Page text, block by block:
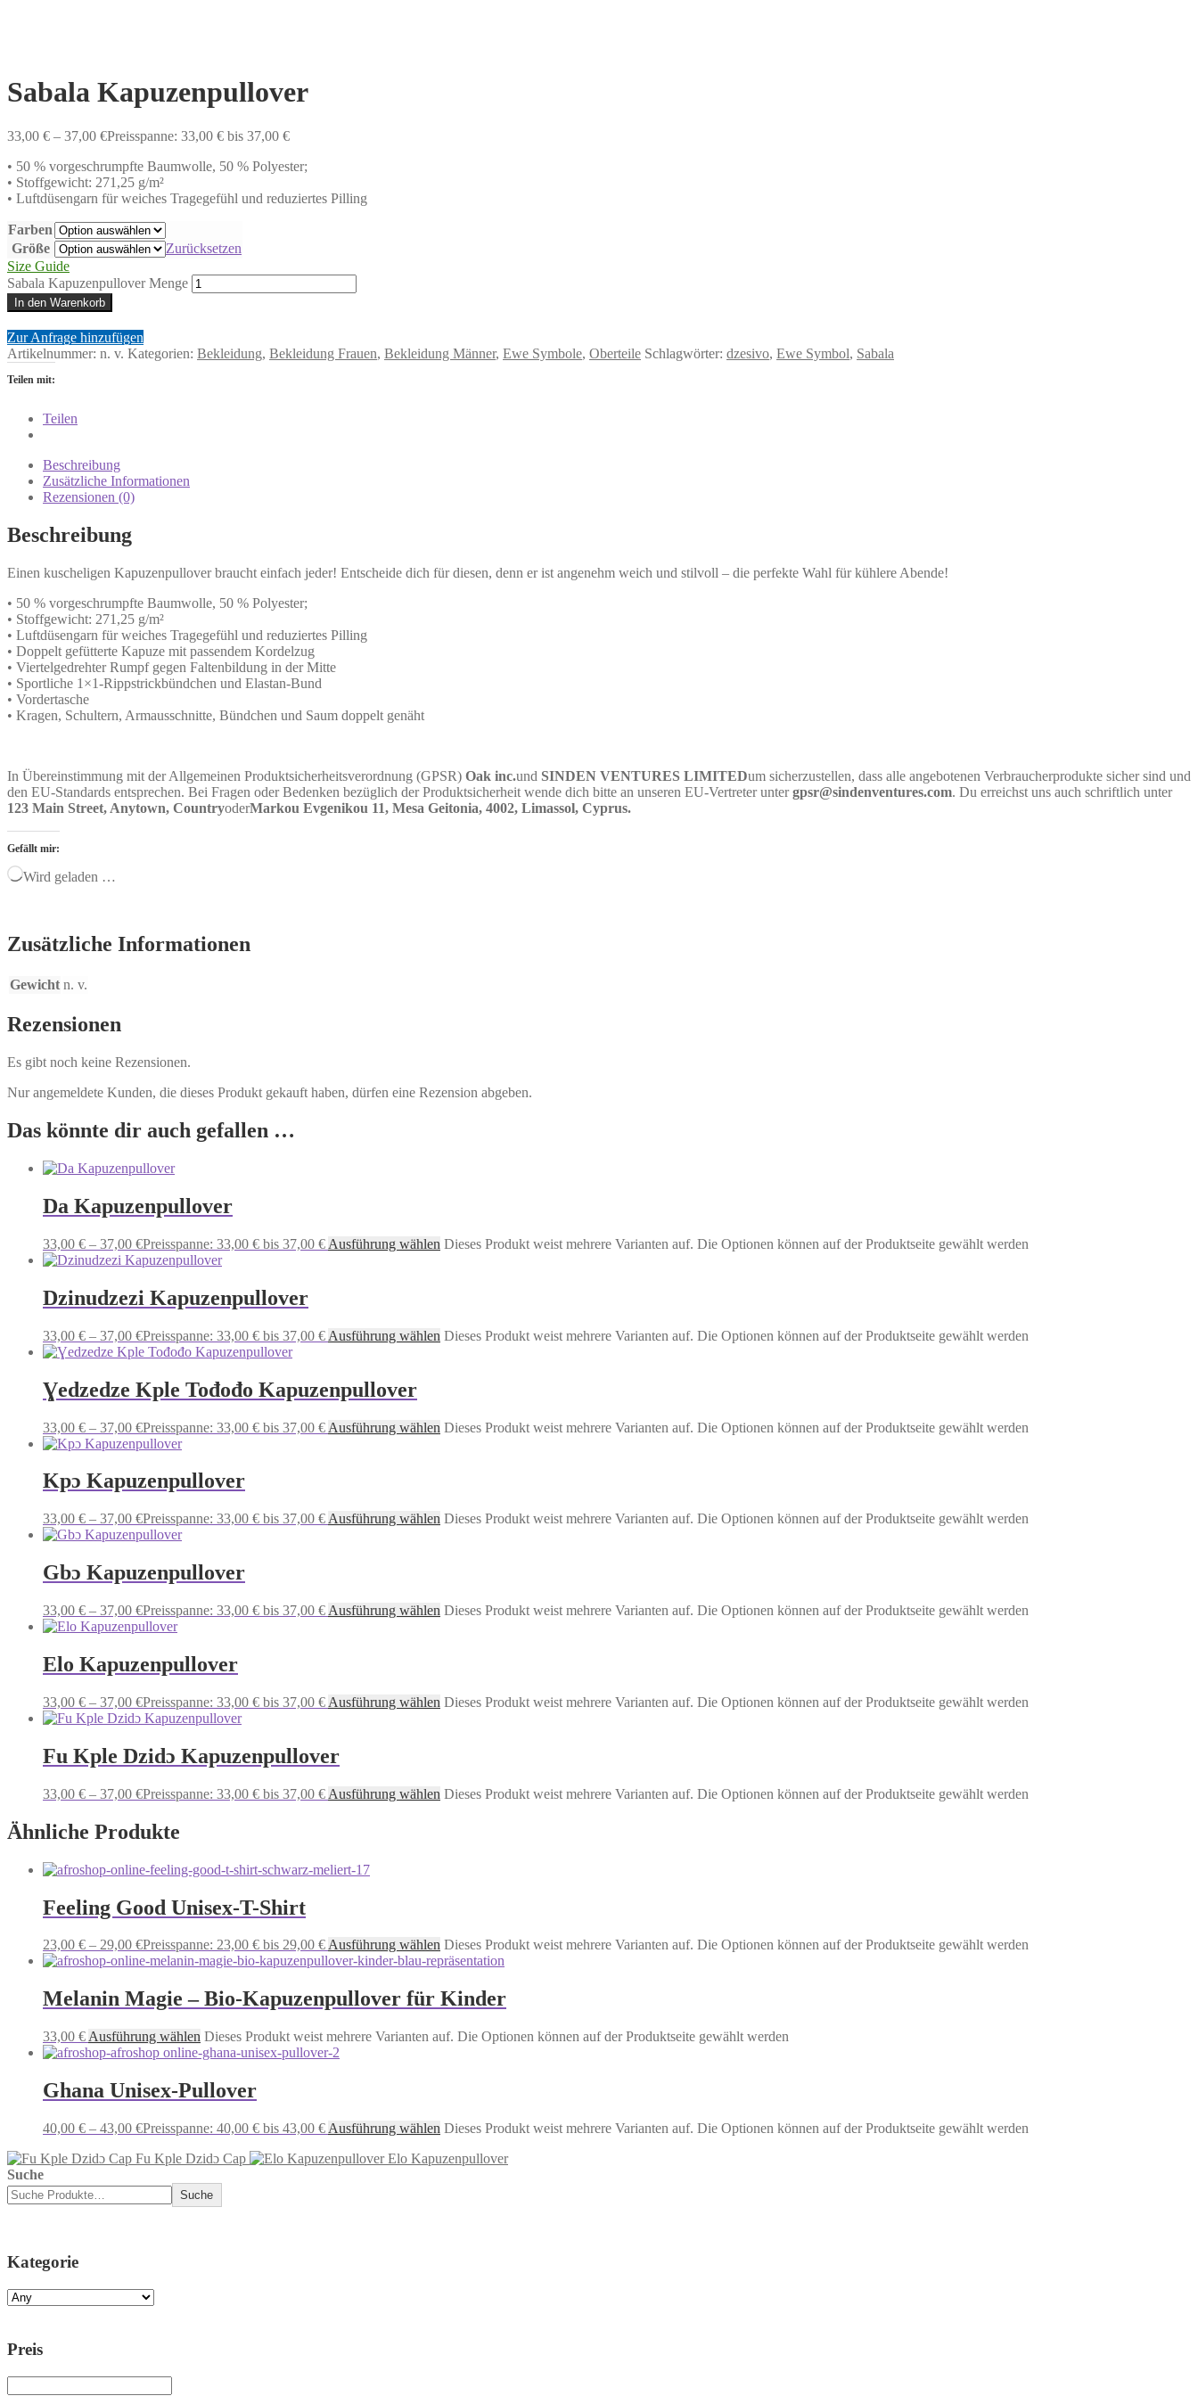
Sabala Kapuzenpullover
33,00 € – 37,00 €Preisspanne: 33,00 € bis 37,00 €
• 50 % vorgeschrumpfte Baumwolle, 50 % Polyester;
• Stoffgewicht: 271,25 g/m²
• Luftdüsengarn für weiches Tragegefühl und reduziertes Pilling
Farben
Größe
Zurücksetzen
Size Guide
Sabala Kapuzenpullover Menge
In den Warenkorb
Zur Anfrage hinzufügen
Artikelnummer: n. v. Kategorien: Bekleidung, Bekleidung Frauen, Bekleidung Männer, Ewe Symbole, Oberteile Schlagwörter: dzesivo, Ewe Symbol, Sabala
Teilen mit:
Teilen
Beschreibung
Zusätzliche Informationen
Rezensionen (0)
Beschreibung
Einen kuscheligen Kapuzenpullover braucht einfach jeder! Entscheide dich für diesen, denn er ist angenehm weich und stilvoll – die perfekte Wahl für kühlere Abende!
• 50 % vorgeschrumpfte Baumwolle, 50 % Polyester;
• Stoffgewicht: 271,25 g/m²
• Luftdüsengarn für weiches Tragegefühl und reduziertes Pilling
• Doppelt gefütterte Kapuze mit passendem Kordelzug
• Viertelgedrehter Rumpf gegen Faltenbildung in der Mitte
• Sportliche 1×1-Rippstrickbündchen und Elastan-Bund
• Vordertasche
• Kragen, Schultern, Armausschnitte, Bündchen und Saum doppelt genäht
In Übereinstimmung mit der Allgemeinen Produktsicherheitsverordnung (GPSR) Oak inc.und SINDEN VENTURES LIMITEDum sicherzustellen, dass alle angebotenen Verbraucherprodukte sicher sind und
den EU-Standards entsprechen. Bei Fragen oder Bedenken bezüglich der Produktsicherheit wende dich bitte an unseren EU-Vertreter untergpsr@sindenventures.com. Du erreichst uns auch schriftlich unter
123 Main Street, Anytown, CountryoderMarkou Evgenikou 11, Mesa Geitonia, 4002, Limassol, Cyprus.
Gefällt mir:
Wird geladen …
Zusätzliche Informationen
Gewicht n. v.
Rezensionen
Es gibt noch keine Rezensionen.
Nur angemeldete Kunden, die dieses Produkt gekauft haben, dürfen eine Rezension abgeben.
Das könnte dir auch gefallen …
Da Kapuzenpullover
33,00 € – 37,00 €Preisspanne: 33,00 € bis 37,00 € Ausführung wählen Dieses Produkt weist mehrere Varianten auf. Die Optionen können auf der Produktseite gewählt werden
Dzinudzezi Kapuzenpullover
33,00 € – 37,00 €Preisspanne: 33,00 € bis 37,00 € Ausführung wählen Dieses Produkt weist mehrere Varianten auf. Die Optionen können auf der Produktseite gewählt werden
Ɣedzedze Kple Tođođo Kapuzenpullover
33,00 € – 37,00 €Preisspanne: 33,00 € bis 37,00 € Ausführung wählen Dieses Produkt weist mehrere Varianten auf. Die Optionen können auf der Produktseite gewählt werden
Kpɔ Kapuzenpullover
33,00 € – 37,00 €Preisspanne: 33,00 € bis 37,00 € Ausführung wählen Dieses Produkt weist mehrere Varianten auf. Die Optionen können auf der Produktseite gewählt werden
Gbɔ Kapuzenpullover
33,00 € – 37,00 €Preisspanne: 33,00 € bis 37,00 € Ausführung wählen Dieses Produkt weist mehrere Varianten auf. Die Optionen können auf der Produktseite gewählt werden
Elo Kapuzenpullover
33,00 € – 37,00 €Preisspanne: 33,00 € bis 37,00 € Ausführung wählen Dieses Produkt weist mehrere Varianten auf. Die Optionen können auf der Produktseite gewählt werden
Fu Kple Dzidɔ Kapuzenpullover
33,00 € – 37,00 €Preisspanne: 33,00 € bis 37,00 € Ausführung wählen Dieses Produkt weist mehrere Varianten auf. Die Optionen können auf der Produktseite gewählt werden
Ähnliche Produkte
Feeling Good Unisex-T-Shirt
23,00 € – 29,00 €Preisspanne: 23,00 € bis 29,00 €Ausführung wählen Dieses Produkt weist mehrere Varianten auf. Die Optionen können auf der Produktseite gewählt werden
Melanin Magie – Bio-Kapuzenpullover für Kinder
33,00 € Ausführung wählen Dieses Produkt weist mehrere Varianten auf. Die Optionen können auf der Produktseite gewählt werden
Ghana Unisex-Pullover
40,00 € – 43,00 €Preisspanne: 40,00 € bis 43,00 € Ausführung wählen Dieses Produkt weist mehrere Varianten auf. Die Optionen können auf der Produktseite gewählt werden
Fu Kple Dzidɔ Cap
Elo Kapuzenpullover
Suche
Suche
Kategorie
Preis